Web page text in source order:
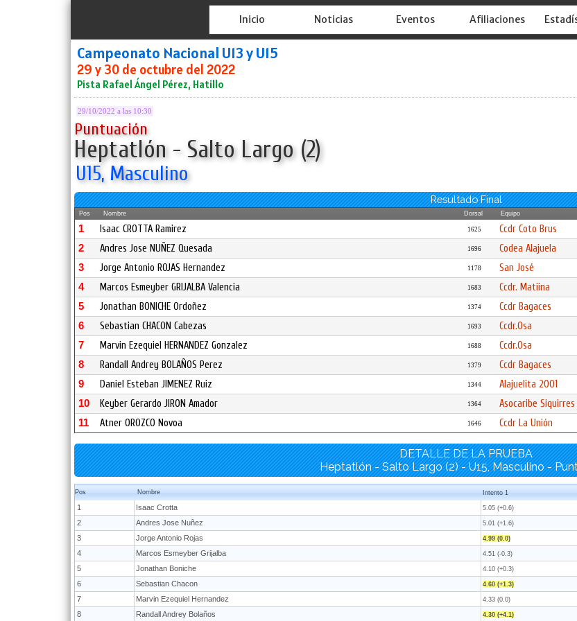
Inicio Noticias Eventos Afiliaciones
Campeonato Nacional U13 y U15
29 y 30 de octubre del 2022
Pista Rafael Ángel Pérez, Hatillo
29/10/2022 a las 10:30
Puntuación
Heptatlón - Salto Largo (2)
U15, Masculino
Resultado Final
Pos Nombre Dorsal Equipo
1 Isaac CROTTA Ramirez 1625 Ccdr Coto Brus
2 Andres Jose NUÑEZ Quesada 1696 Codea Alajuela
3 Jorge Antonio ROJAS Hernandez 1178 San José
4 Marcos Esmeyber GRIJALBA Valencia 1683 Ccdr. Matiina
5 Jonathan BONICHE Ordoñez 1374 Ccdr Bagaces
6 Sebastian CHACON Cabezas 1693 Ccdr.Osa
7 Marvin Ezequiel HERNANDEZ Gonzalez 1688 Ccdr.Osa
8 Randall Andrey BOLAÑOS Perez 1379 Ccdr Bagaces
9 Daniel Esteban JIMENEZ Ruiz 1344 Alajuelita 2001
10 Keyber Gerardo JIRON Amador 1364 Asocaribe Siquirres
11 Atner OROZCO Novoa 1646 Ccdr La Unión
DETALLE DE LA PRUEBA
Heptatlón - Salto Largo (2) - U15, Masculino -
Pos Nombre Intento 1
1 Isaac Crotta 5.05 (+0.6)
2 Andres Jose Nuñez 5.01 (+1.6)
3 Jorge Antonio Rojas 4.99 (0.0)
4 Marcos Esmeyber Grijalba 4.51 (-0.3)
5 Jonathan Boniche 4.10 (+0.3)
6 Sebastian Chacon 4.60 (+1.3)
7 Marvin Ezequiel Hernandez 4.33 (0.0)
8 Randall Andrey Bolaños 4.30 (+4.1)